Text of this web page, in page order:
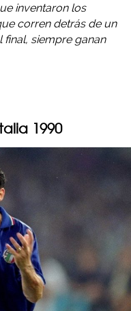
inventaron los
corren detrás de un
siempre ganan
1990